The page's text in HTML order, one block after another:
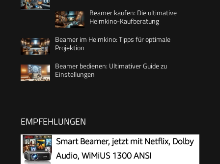
Beamer kaufen: Die ultimative
Heimkino-Kaufberatung
Beamer im Heimkino: Tipps für optimale
Projektion
Beamer bedienen: Ultimativer Guide zu
Einstellungen
EMPFEHLUNGEN
Smart Beamer, jetzt mit Netflix, Dolby
Audio, WiMiUS 1300 ANSI